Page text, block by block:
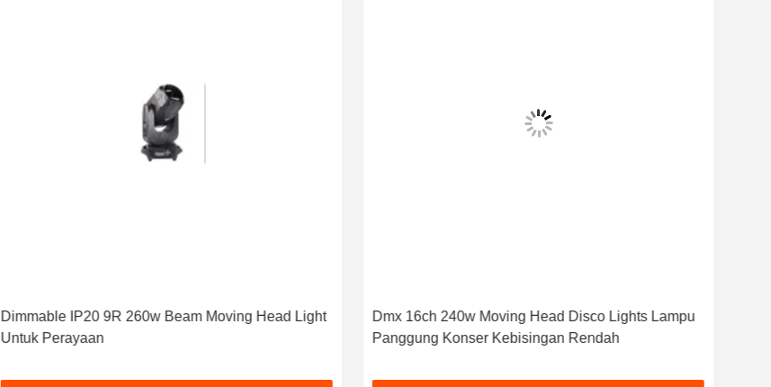
Dimmable IP20 9R 260w Beam Moving Head Light
Untuk Perayaan
Dmx 16ch 240w Moving Head Disco Lights Lampu
Panggung Konser Kebisingan Rendah